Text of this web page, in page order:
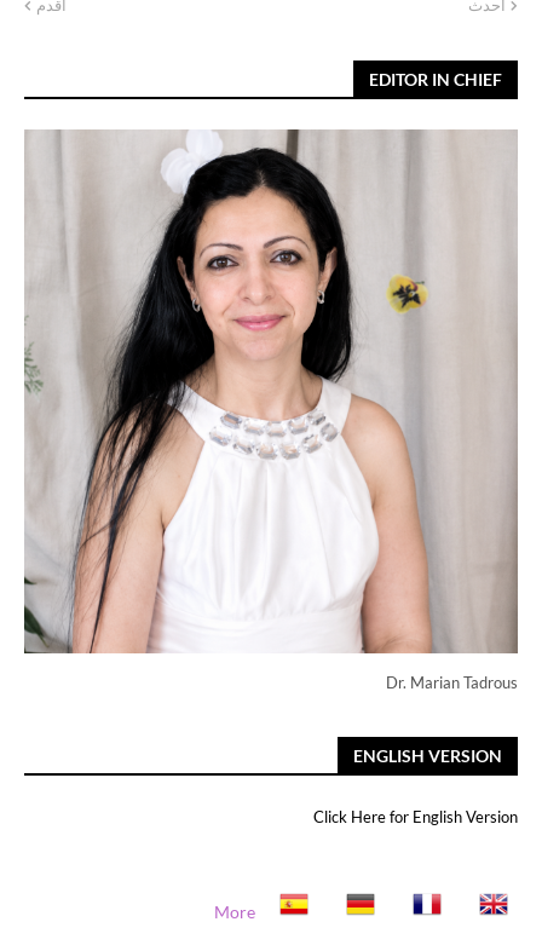
أحدث أقدم
EDITOR IN CHIEF
Dr. Marian Tadrous
ENGLISH VERSION
Click Here for English Version
More